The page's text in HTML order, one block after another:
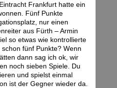
Frankfurt hatte ein
Fünf Punkte
nur einen
aus Fürth – Armin
so etwas wie kontrollierte
fünf Punkte? Wenn
dann sag ich ok, wir
noch sieben Spiele. Du
und spielst einmal
ist der Gegner wieder da.